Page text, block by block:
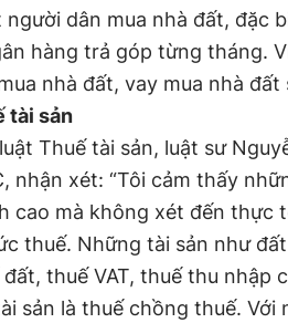
dân mua nhà đất, đặc
hàng trả góp từng tháng.
nhà đất, vay mua nhà đất
tài sản
Thuế tài sản, luật sư
nhận xét: “Tôi cảm thấy
cao mà không xét đến thực
thuế. Những tài sản như
thuế VAT, thuế thu nhập
sản là thuế chồng thuế. Với